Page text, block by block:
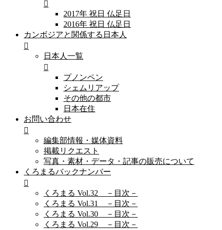
2017年 祝日 仏足日
2016年 祝日 仏足日
カンボジアと関係する日本人
日本人一覧
プノンペン
シェムリアップ
その他の都市
日本在住
お問い合わせ
編集部情報・媒体資料
掲載リクエスト
写真・素材・データ・記事の販売について
くろまるバックナンバー
くろまる Vol.32 －目次－
くろまる Vol.31 －目次－
くろまる Vol.30 －目次－
くろまる Vol.29 －目次－